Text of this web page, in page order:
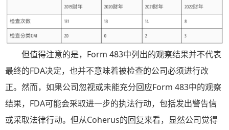
但值得注意的是，Form 483中列出的观察结果并不代表
最终的FDA决定，也并不意味着被检查的公司必须进行改
正。然而，如果公司忽视或未能充分回应Form 483中的观察
结果，FDA可能会采取进一步的执法行动，包括发出警告信
或采取法律行动。但从Coherus的回复来看，显然公司觉得